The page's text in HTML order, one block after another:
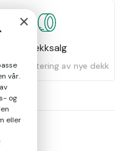
Dekksalg
og montering av nye dekk
×
vår.
og
eller